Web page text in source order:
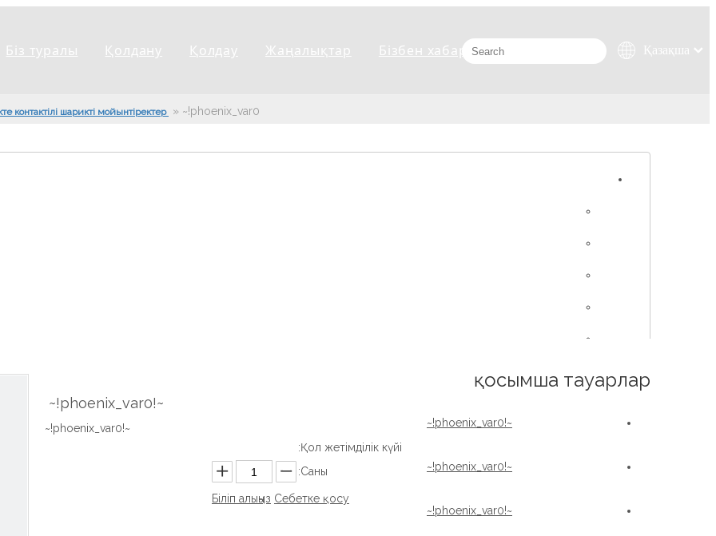
Біз туралы Қолдану Қолдау Жаңалықтар Бізбен хабарласыңыз Қазақша
한국어
العربية
контактілі шарикті мойынтіректер » ~!phoenix_var0!~
~!phoenix_var0!~
~!phoenix_var0!~
Қол жетімділік күйі:
Саны:
Біліп алыңыз Себетке қосу
қосымша тауарлар
~!phoenix_var0!~
~!phoenix_var0!~
~!phoenix_var0!~